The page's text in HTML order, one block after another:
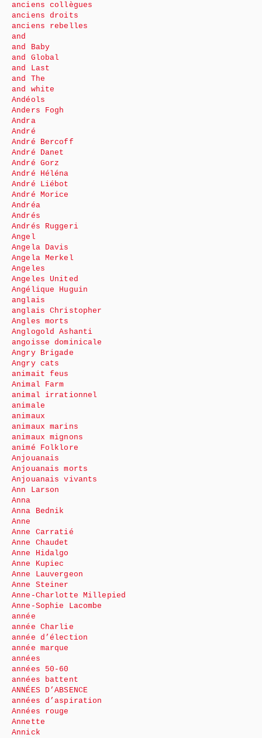
anciens collègues
anciens droits
anciens rebelles
and
and Baby
and Global
and Last
and The
and white
Andéols
Anders Fogh
Andra
André
André Bercoff
André Danet
André Gorz
André Héléna
André Liébot
André Morice
Andréa
Andrés
Andrés Ruggeri
Angel
Angela Davis
Angela Merkel
Angeles
Angeles United
Angélique Huguin
anglais
anglais Christopher
Angles morts
Anglogold Ashanti
angoisse dominicale
Angry Brigade
Angry cats
animait feus
Animal Farm
animal irrationnel
animale
animaux
animaux marins
animaux mignons
animé Folklore
Anjouanais
Anjouanais morts
Anjouanais vivants
Ann Larson
Anna
Anna Bednik
Anne
Anne Carratié
Anne Chaudet
Anne Hidalgo
Anne Kupiec
Anne Lauvergeon
Anne Steiner
Anne-Charlotte Millepied
Anne-Sophie Lacombe
année
année Charlie
année d’élection
année marque
années
années 50-60
années battent
ANNÉES D’ABSENCE
années d’aspiration
Années rouge
Annette
Annick